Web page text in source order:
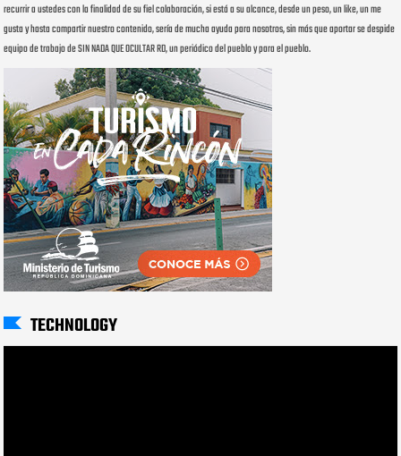
recurrir a ustedes con la finalidad de su fiel colaboración, si está a su alcance, desde un peso, un like, un me
gusta y hasta compartir nuestro contenido, sería de mucha ayuda para nosotros, sin más que aportar se despide
equipo de trabajo de SIN NADA QUE OCULTAR RD, un periódico del pueblo y para el pueblo.
TECHNOLOGY